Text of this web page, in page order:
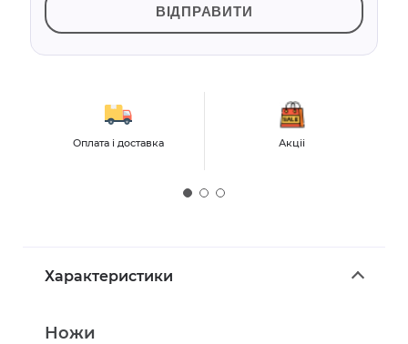
ВІДПРАВИТИ
Оплата і доставка Акціі
Характеристики
Ножи